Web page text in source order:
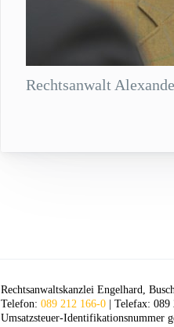
Rechtsanwalt
Rechtsanwaltskanzlei Engelhard,
Telefon: 089 212 166-0 | Telefax:
Umsatzsteuer-Identifikationsnummer